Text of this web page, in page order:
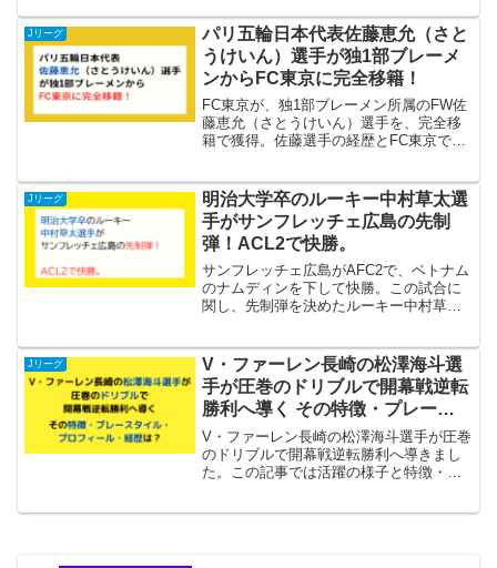
ります。出場機会を求めた移籍 ～FC東京
での飛躍2023...
Jリーグ
パリ五輪日本代表佐藤恵允（さと
うけいん）選手が独1部ブレーメ
ンからFC東京に完全移籍！
FC東京が、独1部ブレーメン所属のFW佐
藤恵允（さとうけいん）選手を、完全移
籍で獲得。佐藤選手の経歴とFC東京で期
Jリーグ
明治大学卒のルーキー中村草太選
手がサンフレッチェ広島の先制
弾！ACL2で快勝。
サンフレッチェ広島がAFC2で、ベトナム
のナムディンを下して快勝。この試合に
関し、先制弾を決めたルーキー中村草太
Jリーグ
V・ファーレン長崎の松澤海斗選
手が圧巻のドリブルで開幕戦逆転
勝利へ導く その特徴・プレース
タイル・プロフィール・経歴は？
V・ファーレン長崎の松澤海斗選手が圧巻
のドリブルで開幕戦逆転勝利へ導きまし
た。この記事では活躍の様子と特徴・プ